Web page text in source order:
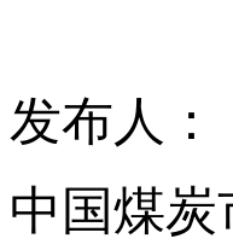
发布人：
中国煤